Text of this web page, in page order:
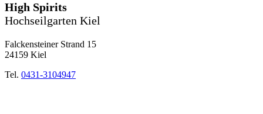
High Spirits
Hochseilgarten Kiel
Falckensteiner Strand 15
24159 Kiel
Tel. 0431-3104947